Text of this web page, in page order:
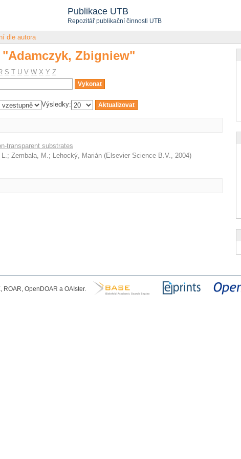
Publikace UTB
Repozitář publikační činnosti UTB
Zbigniew"
dle autora
Zbigniew"
S T U V W X Y Z
Výsledky:
transparent substrates
; Zembala, M.; Lehocký, Marián (Elsevier Science B.V., 2004)
OpenDOAR a OAIster.